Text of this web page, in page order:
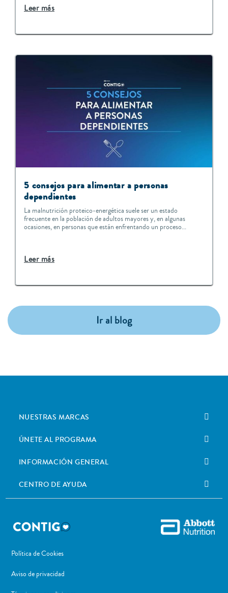
Leer más
5 consejos para alimentar a personas
dependientes
La malnutrición proteico-energética suele ser un estado
frecuente en la población de adultos mayores y, en algunas
ocasiones, en personas que están enfrentando un proceso...
Leer más
Ir al blog
NUESTRAS MARCAS
ÚNETE AL PROGRAMA
INFORMACIÓN GENERAL
CENTRO DE AYUDA
Política de Cookies
Aviso de privacidad